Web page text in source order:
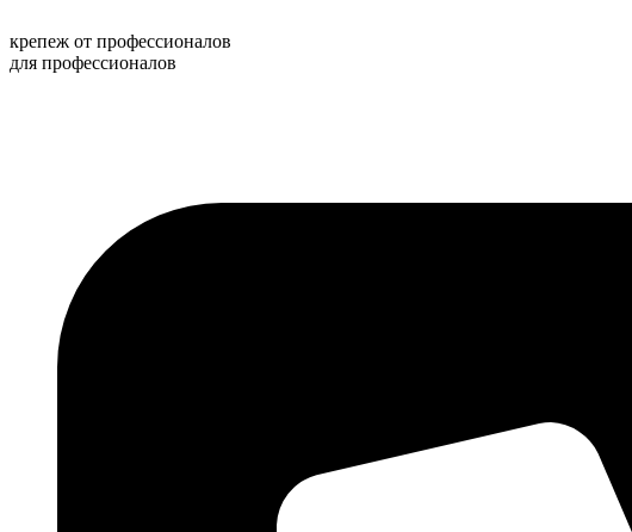
к
содержимому
крепеж от профессионалов
для профессионалов